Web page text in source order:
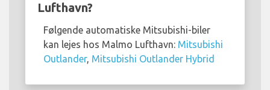
Lufthavn?
Følgende automatiske Mitsubishi-biler
kan lejes hos Malmo Lufthavn: Mitsubishi
Outlander, Mitsubishi Outlander Hybrid